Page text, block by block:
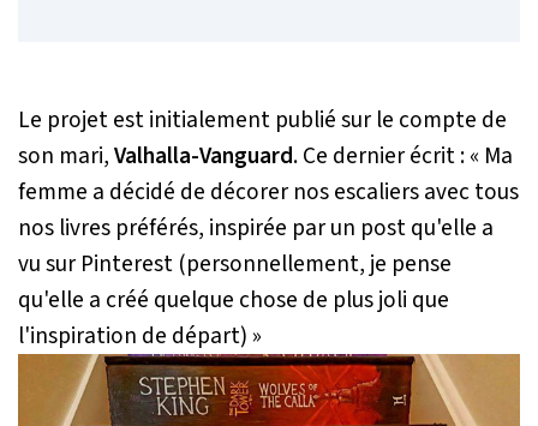
Le projet est initialement publié sur le compte de
son mari,Valhalla-Vanguard.Ce dernier écrit :« Ma
femme a décidé de décorer nos escaliers avec tous
nos livres préférés, inspirée par un post qu'elle a
vu sur Pinterest (personnellement, je pense
qu'elle a créé quelque chose de plus joli que
l'inspiration de départ) »